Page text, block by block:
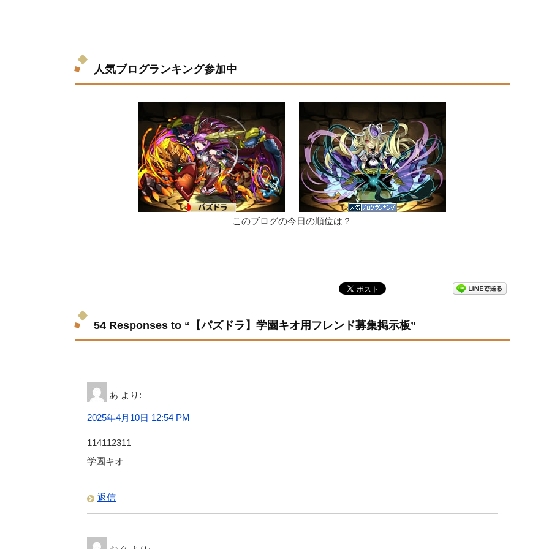
人気ブログランキング参加中
このブログの今日の順位は？
54 Responses to “【パズドラ】学園キオ用フレンド募集掲示板”
あ より:
2025年4月10日 12:54 PM
114112311
学園キオ
返信